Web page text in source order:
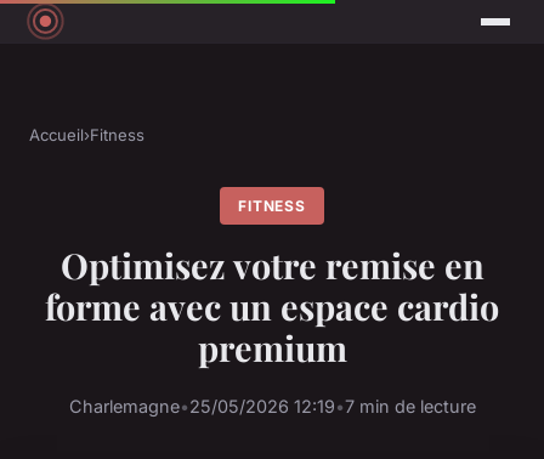
Accueil›Fitness
FITNESS
Optimisez votre remise en
forme avec un espace cardio
premium
Charlemagne•25/05/2026 12:19•7 min de lecture